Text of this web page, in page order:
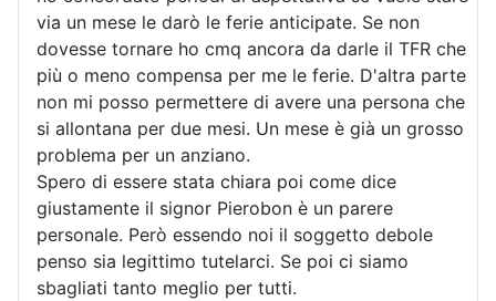
via un mese le darò le ferie anticipate. Se non
dovesse tornare ho cmq ancora da darle il TFR che
più o meno compensa per me le ferie. D'altra parte
non mi posso permettere di avere una persona che
si allontana per due mesi. Un mese è già un grosso
problema per un anziano.
Spero di essere stata chiara poi come dice
giustamente il signor Pierobon è un parere
personale. Però essendo noi il soggetto debole
penso sia legittimo tutelarci. Se poi ci siamo
sbagliati tanto meglio per tutti.